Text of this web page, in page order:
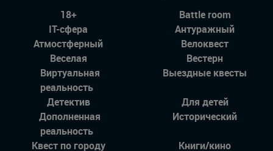
18+
Battle room
IT-сфера
Антуражный
Атмостферный
Велоквест
Веселая
Вестерн
Виртуальная
реальность
Выездные квесты
Детектив
Для детей
Дополненная
реальность
Исторический
Квест по городу
Книги/кино